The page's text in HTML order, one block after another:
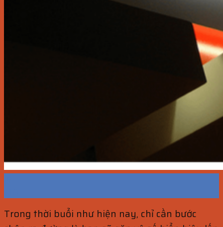
Trong thời buổi như hiện nay, chỉ cần bước